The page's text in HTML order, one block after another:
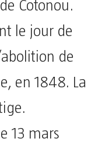
Cotonou.
le jour de
de
en 1848. La
13 mars